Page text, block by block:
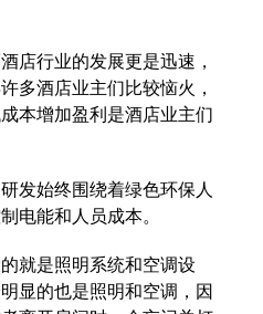
行业的发展更是迅速，
多酒店业主们比较恼火，
本增加盈利是酒店业主们
始终围绕着绿色环保人
电能和人员成本。
是照明系统和空调设
显的也是照明和空调，因